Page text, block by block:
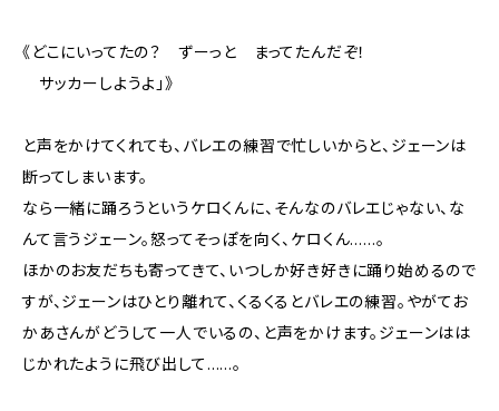
《どこにいってたの？ ずーっと まってたんだぞ！
サッカーしようよ」》
と声をかけてくれても、バレエの練習で忙しいからと、ジェーンは
断ってしまいます。
なら一緒に踊ろうというケロくんに、そんなのバレエじゃない、な
んて言うジェーン。怒ってそっぽを向く、ケロくん……。
ほかのお友だちも寄ってきて、いつしか好き好きに踊り始めるので
すが、ジェーンはひとり離れて、くるくるとバレエの練習。やがてお
かあさんがどうして一人でいるの、と声をかけます。ジェーンはは
じかれたように飛び出して……。